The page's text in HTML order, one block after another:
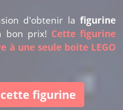
d'obtenir la figurine
bon prix! Cette figurine
à une seule boite LEGO
figurine